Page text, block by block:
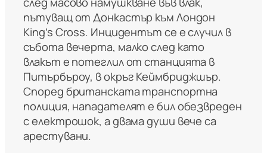
пътуващ от Донкастър към Лондон
King’s Cross. Инцидентът се е случил в
събота вечерта, малко след като
влакът е потеглил от станцията в
Питърбъроу, в окръг Кеймбриджшър.
Според британската транспортна
полиция, нападателят е бил обезвреден
с електрошок, а двама души вече са
арестувани.